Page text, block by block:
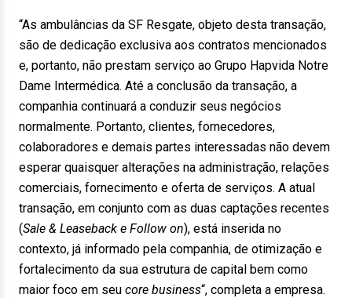
“As ambulâncias da SF Resgate, objeto desta transação,
são de dedicação exclusiva aos contratos mencionados
e, portanto, não prestam serviço ao Grupo Hapvida Notre
Dame Intermédica. Até a conclusão da transação, a
companhia continuará a conduzir seus negócios
normalmente. Portanto, clientes, fornecedores,
colaboradores e demais partes interessadas não devem
esperar quaisquer alterações na administração, relações
comerciais, fornecimento e oferta de serviços. A atual
transação, em conjunto com as duas captações recentes
(Sale & Leaseback e Follow on), está inserida no
contexto, já informado pela companhia, de otimização e
fortalecimento da sua estrutura de capital bem como
maior foco em seu core business“, completa a empresa.